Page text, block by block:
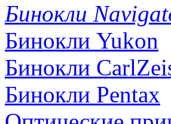
Бинокли
Бинокли Yukon
Бинокли
Бинокли Pentax